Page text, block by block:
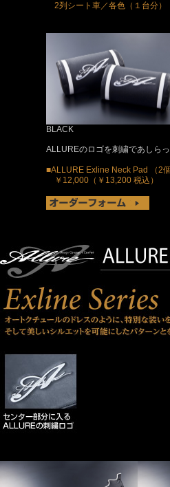
2列シート車／各色（１台分
BLACK
ALLUREのロゴを刺繍であしら
■ALLURE Exline Neck Pad （2個
￥12,000（￥13,200 税込）